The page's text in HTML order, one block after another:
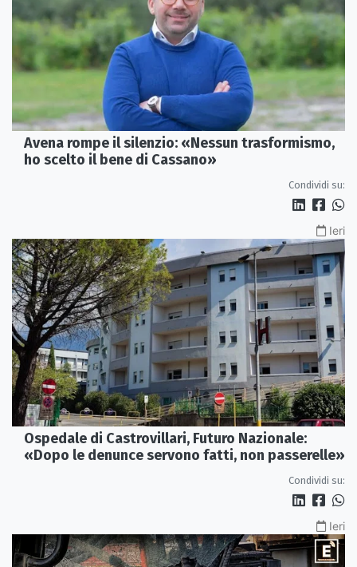
Avena rompe il silenzio: «Nessun trasformismo,
ho scelto il bene di Cassano»
Condividi su:
Ieri
Ospedale di Castrovillari, Futuro Nazionale:
«Dopo le denunce servono fatti, non passerelle»
Condividi su:
Ieri